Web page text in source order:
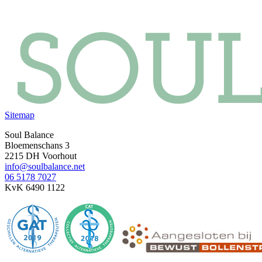
Sitemap
Soul Balance
Bloemenschans 3
2215 DH Voorhout
info@soulbalance.net
06 5178 7027
KvK 6490 1122